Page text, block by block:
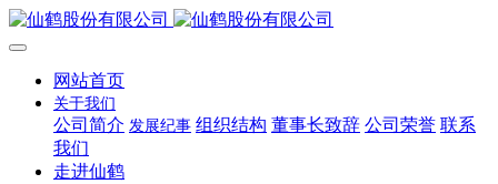
网站首页
关于我们
公司简介 发展纪事 组织结构 董事长致辞 公司荣誉 联系
我们
走进仙鹤